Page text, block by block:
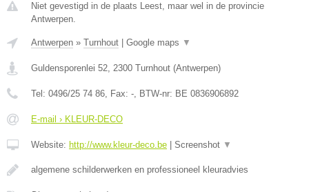
Niet gevestigd in de plaats Leest, maar wel in de provincie
Antwerpen.
Antwerpen » Turnhout Google maps ▼
Guldensporenlei 52, 2300 Turnhout (Antwerpen)
Tel: 0496/25 74 86, Fax: -, BTW-nr: BE 0836906892
E-mail › KLEUR-DECO
Website: http://www.kleur-deco.be Screenshot ▼
algemene schilderwerken en professioneel kleuradvies